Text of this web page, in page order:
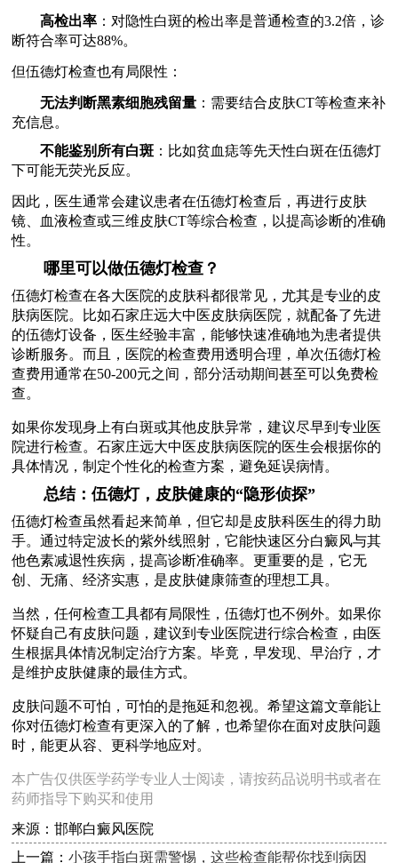
高检出率 ：对隐性白斑的检出率是普通检查的3.2倍，诊
断符合率可达88%。
但伍德灯检查也有局限性：
无法判断黑素细胞残留量 ：需要结合皮肤CT等检查来补
充信息。
不能鉴别所有白斑 ：比如贫血痣等先天性白斑在伍德灯
下可能无荧光反应。
因此，医生通常会建议患者在伍德灯检查后，再进行皮肤
镜、血液检查或三维皮肤CT等综合检查，以提高诊断的准确
性。
哪里可以做伍德灯检查？
伍德灯检查在各大医院的皮肤科都很常见，尤其是专业的皮
肤病医院。比如石家庄远大中医皮肤病医院，就配备了先进
的伍德灯设备，医生经验丰富，能够快速准确地为患者提供
诊断服务。而且，医院的检查费用透明合理，单次伍德灯检
查费用通常在50-200元之间，部分活动期间甚至可以免费检
查。
如果你发现身上有白斑或其他皮肤异常，建议尽早到专业医
院进行检查。石家庄远大中医皮肤病医院的医生会根据你的
具体情况，制定个性化的检查方案，避免延误病情。
总结：伍德灯，皮肤健康的“隐形侦探”
伍德灯检查虽然看起来简单，但它却是皮肤科医生的得力助
手。通过特定波长的紫外线照射，它能快速区分白癜风与其
他色素减退性疾病，提高诊断准确率。更重要的是，它无
创、无痛、经济实惠，是皮肤健康筛查的理想工具。
当然，任何检查工具都有局限性，伍德灯也不例外。如果你
怀疑自己有皮肤问题，建议到专业医院进行综合检查，由医
生根据具体情况制定治疗方案。毕竟，早发现、早治疗，才
是维护皮肤健康的最佳方式。
皮肤问题不可怕，可怕的是拖延和忽视。希望这篇文章能让
你对伍德灯检查有更深入的了解，也希望你在面对皮肤问题
时，能更从容、更科学地应对。
本广告仅供医学药学专业人士阅读，请按药品说明书或者在
药师指导下购买和使用
来源：邯郸白癜风医院
上一篇：小孩手指白斑需警惕，这些检查能帮你找到病因